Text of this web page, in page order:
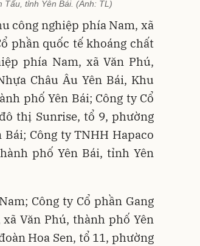
Tấu, tỉnh Yên Bái. (Ảnh: TL)
công nghiệp phía Nam, xã
phần quốc tế khoáng chất
phía Nam, xã Văn Phú,
Châu Âu Yên Bái, Khu
phố Yên Bái; Công ty Cổ
thị Sunrise, tổ 9, phường
Công ty TNHH Hapaco
phố Yên Bái, tỉnh Yên
Công ty Cổ phần Gang
Văn Phú, thành phố Yên
Hoa Sen, tổ 11, phường